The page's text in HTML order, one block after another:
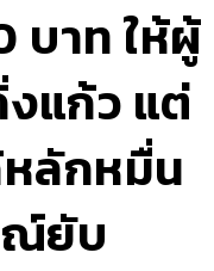
บาท ให้ผู้
แก้ว แต่
ลักหมื่น
ณ์ยับ